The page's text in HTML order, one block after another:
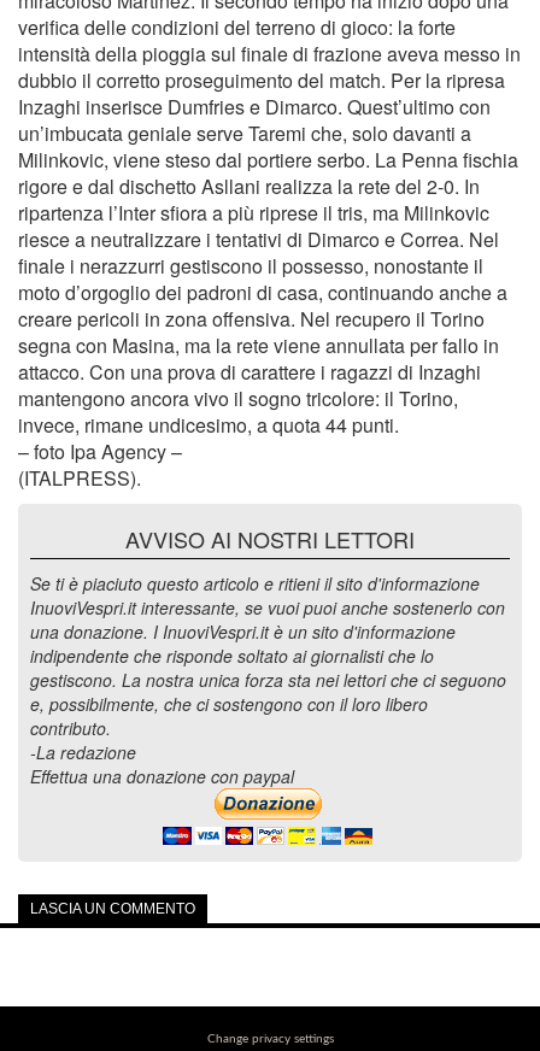
verifica delle condizioni del terreno di gioco: la forte
intensità della pioggia sul finale di frazione aveva messo in
dubbio il corretto proseguimento del match. Per la ripresa
Inzaghi inserisce Dumfries e Dimarco. Quest’ultimo con
un’imbucata geniale serve Taremi che, solo davanti a
Milinkovic, viene steso dal portiere serbo. La Penna fischia
rigore e dal dischetto Asllani realizza la rete del 2-0. In
ripartenza l’Inter sfiora a più riprese il tris, ma Milinkovic
riesce a neutralizzare i tentativi di Dimarco e Correa. Nel
finale i nerazzurri gestiscono il possesso, nonostante il
moto d’orgoglio dei padroni di casa, continuando anche a
creare pericoli in zona offensiva. Nel recupero il Torino
segna con Masina, ma la rete viene annullata per fallo in
attacco. Con una prova di carattere i ragazzi di Inzaghi
mantengono ancora vivo il sogno tricolore: il Torino,
invece, rimane undicesimo, a quota 44 punti.
– foto Ipa Agency –
(ITALPRESS).
AVVISO AI NOSTRI LETTORI
Se ti è piaciuto questo articolo e ritieni il sito d'informazione
InuoviVespri.it interessante, se vuoi puoi anche sostenerlo con
una donazione. I InuoviVespri.it è un sito d'informazione
indipendente che risponde soltato ai giornalisti che lo
gestiscono. La nostra unica forza sta nei lettori che ci seguono
e, possibilmente, che ci sostengono con il loro libero
contributo.
-La redazione
Effettua una donazione con paypal
LASCIA UN COMMENTO
Change privacy settings